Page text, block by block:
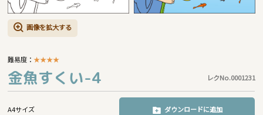
画像を拡大する
難易度：★★★★
金魚すくい-4 レクNo.0001231
A4サイズ ダウンロードに追加